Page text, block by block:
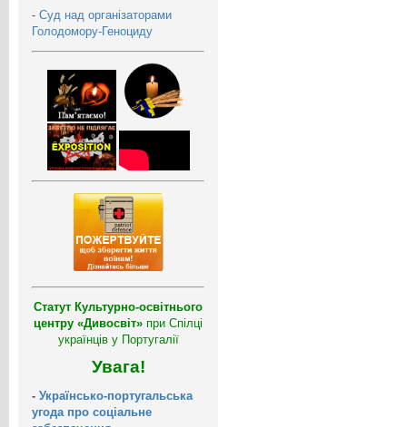
- Суд над організаторами
Голодомору-Геноциду
Статут Культурно-освітнього
центру «Дивосвіт» при Спілці
українців у Португалії
Увага!
- Українсько-португальська
угода про соціальне